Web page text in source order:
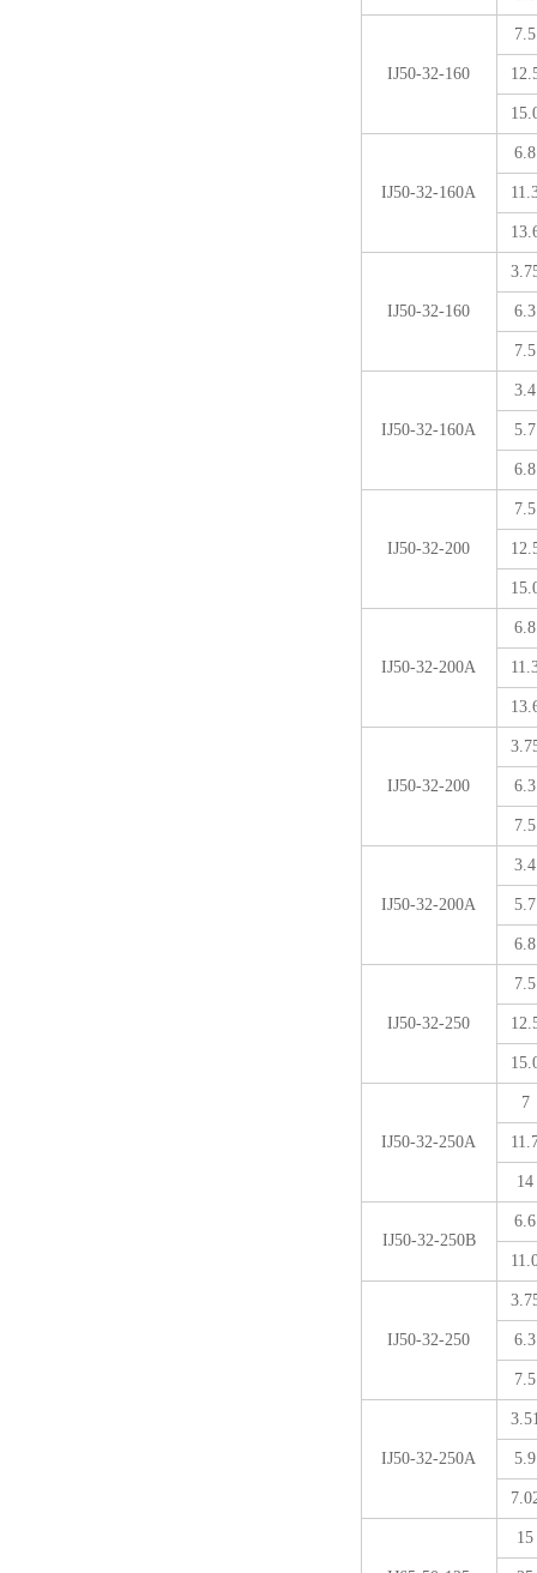
IJ50-32-160
7.5
IJ50-32-160A
6.8
IJ50-32-160 6.3
7.5
IJ50-32-160A
3.4
5.7
6.8
IJ50-32-200
7.5
IJ50-32-200A
6.8
IJ50-32-200 6.3
7.5
IJ50-32-200A
3.4
5.7
6.8
IJ50-32-250
7.5
IJ50-32-250A
7
14
IJ50-32-250B
6.6
IJ50-32-250 6.3
7.5
IJ50-32-250A 5.9
15